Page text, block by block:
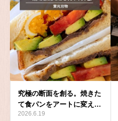
究極の断面を創る。焼きた
て食パンをアートに変え…
2026.6.19